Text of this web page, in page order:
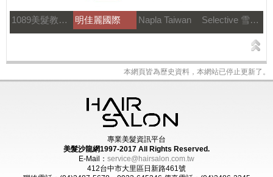
1089美髮教育團隊 明佳麗國際 Napla Taiwan Selective 雪樂媞
本網頁皆為歷史資料，本網站已停止更新了。
專業美髮資訊平台
美髮沙龍網1997-2017 All Rights Reserved.
E-Mail： service@hairsalon.com.tw
412台中市大里區日新路461號